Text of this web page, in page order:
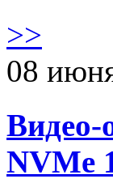
>>
08
Видео-
NVMe